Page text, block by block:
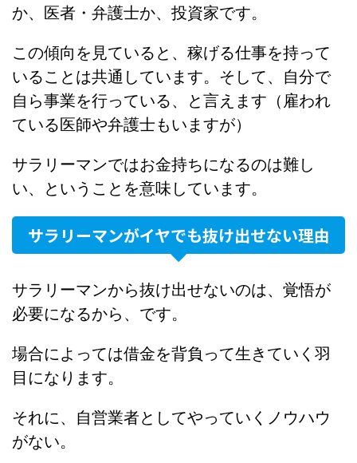
か、医者・弁護士か、投資家です。
この傾向を見ていると、稼げる仕事を持って
いることは共通しています。そして、自分で
自ら事業を行っている、と言えます（雇われ
ている医師や弁護士もいますが）
サラリーマンではお金持ちになるのは難し
い、ということを意味しています。
サラリーマンがイヤでも抜け出せない理由
サラリーマンから抜け出せないのは、覚悟が
必要になるから、です。
場合によっては借金を背負って生きていく羽
目になります。
それに、自営業者としてやっていくノウハウ
がない。